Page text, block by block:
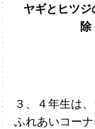
ヤギとヒツ
除
３、４年生は
ふれあいコー